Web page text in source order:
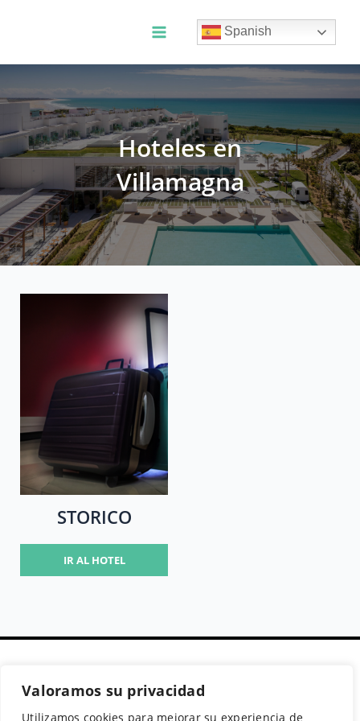
Valoramos su privacidad
Utilizamos cookies para mejorar su experiencia de
Main
Menu
Spanish
Hoteles en
Villamagna
STORICO
IR AL HOTEL
Secciones Políticas